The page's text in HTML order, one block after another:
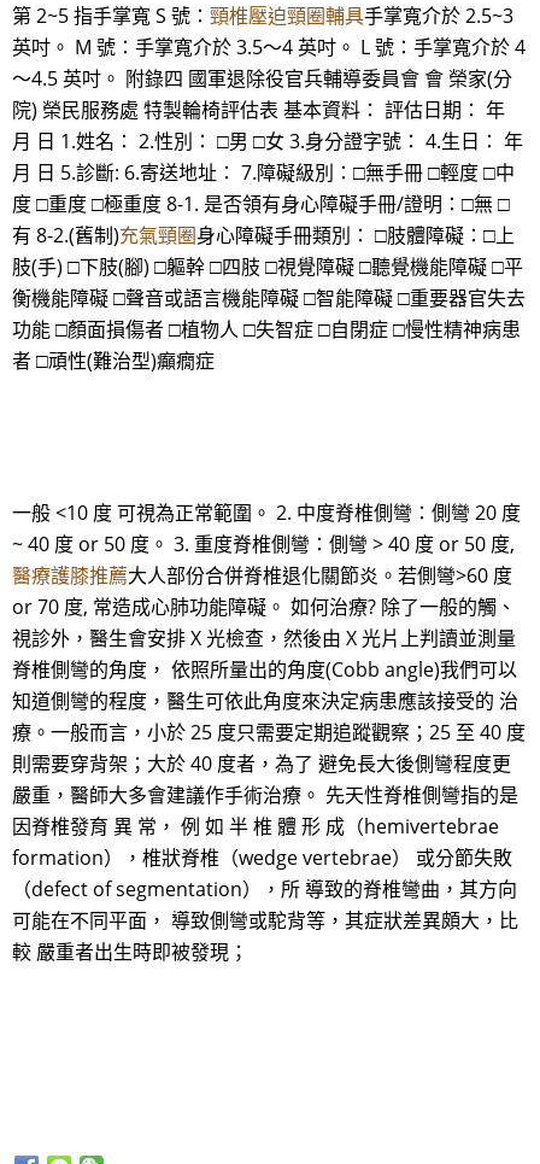
第 2~5 指手掌寬 S 號： 頸椎壓迫頸圈輔具手掌寬介於 2.5~3
英吋。 M 號：手掌寬介於 3.5～4 英吋。 L 號：手掌寬介於 4
～4.5 英吋。 附錄四 國軍退除役官兵輔導委員會 會 榮家(分
院) 榮民服務處 特製輪椅評估表 基本資料： 評估日期： 年
月 日 1.姓名： 2.性別： □男 □女 3.身分證字號： 4.生日： 年
月 日 5.診斷: 6.寄送地址： 7.障礙級別：□無手冊 □輕度 □中
度 □重度 □極重度 8-1. 是否領有身心障礙手冊/證明：□無 □
有 8-2.(舊制)充氣頸圈身心障礙手冊類別： □肢體障礙：□上
肢(手) □下肢(腳) □軀幹 □四肢 □視覺障礙 □聽覺機能障礙 □平
衡機能障礙 □聲音或語言機能障礙 □智能障礙 □重要器官失去
功能 □顏面損傷者 □植物人 □失智症 □自閉症 □慢性精神病患
者 □頑性(難治型)癲癇症
一般 <10 度 可視為正常範圍。 2. 中度脊椎側彎：側彎 20 度
~ 40 度 or 50 度。 3. 重度脊椎側彎：側彎 > 40 度 or 50 度,
醫療護膝推薦大人部份合併脊椎退化關節炎。若側彎>60 度
or 70 度, 常造成心肺功能障礙。 如何治療? 除了一般的觸、
視診外，醫生會安排 X 光檢查，然後由 X 光片上判讀並測量
脊椎側彎的角度， 依照所量出的角度(Cobb angle)我們可以
知道側彎的程度，醫生可依此角度來決定病患應該接受的 治
療。一般而言，小於 25 度只需要定期追蹤觀察；25 至 40 度
則需要穿背架；大於 40 度者，為了 避免長大後側彎程度更
嚴重，醫師大多會建議作手術治療。 先天性脊椎側彎指的是
因脊椎發育 異 常， 例 如 半 椎 體 形 成（hemivertebrae
formation），椎狀脊椎（wedge vertebrae） 或分節失敗
（defect of segmentation），所 導致的脊椎彎曲，其方向
可能在不同平面， 導致側彎或駝背等，其症狀差異頗大，比
較 嚴重者出生時即被發現；